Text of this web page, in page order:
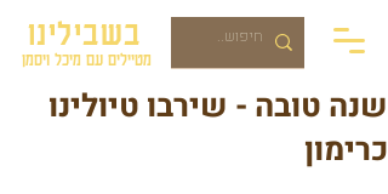
בשבילינו
מטיילים עם מיכל ויסמן
שנה טובה - שירבו טיולינו
כרימון